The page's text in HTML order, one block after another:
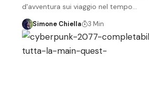
d'avventura sui viaggio nel tempo…
Simone Chiella 3 Min